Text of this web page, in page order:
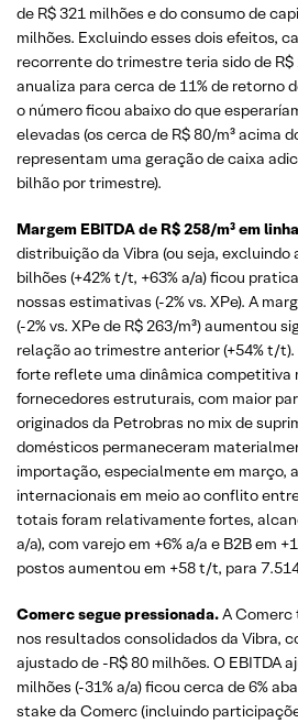
de R$ 321 milhões e do consumo de
milhões. Excluindo esses dois efeitos,
recorrente do trimestre teria sido de R$
anualiza para cerca de 11% de retorno
o número ficou abaixo do que
elevadas (os cerca de R$ 80/m³ acima
representam uma geração de caixa
bilhão por trimestre).
Margem EBITDA de R$ 258/m³ em
distribuição da Vibra (ou seja, excluindo
bilhões (+42% t/t, +63% a/a) ficou
nossas estimativas (-2% vs. XPe). A
(-2% vs. XPe de R$ 263/m³) aumentou
relação ao trimestre anterior (+54% t/t).
forte reflete uma dinâmica competitiva
fornecedores estruturais, com maior
originados da Petrobras no mix de
domésticos permaneceram
importação, especialmente em março,
internacionais em meio ao conflito
totais foram relativamente fortes,
a/a), com varejo em +6% a/a e B2B em
postos aumentou em +58 t/t, para
Comerc segue pressionada.A
nos resultados consolidados da Vibra,
ajustado de -R$ 80 milhões. O EBITDA
milhões (-31% a/a) ficou cerca de 6%
stake da Comerc (incluindo